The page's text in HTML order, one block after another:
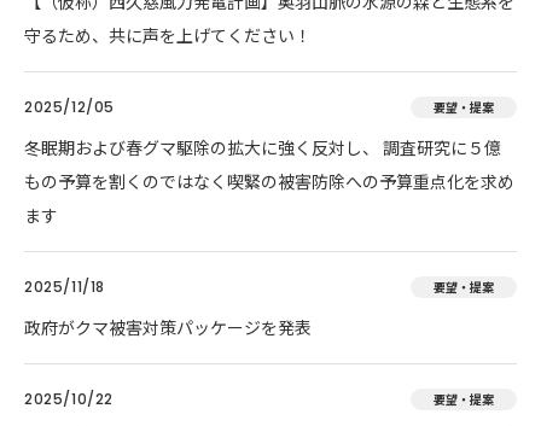
守るため、共に声を上げてください！
2025/12/05 要望・提案
冬眠期および春グマ駆除の拡大に強く反対し、 調査研究に５億
もの予算を割くのではなく喫緊の被害防除への予算重点化を求め
ます
2025/11/18 要望・提案
政府がクマ被害対策パッケージを発表
2025/10/22 要望・提案